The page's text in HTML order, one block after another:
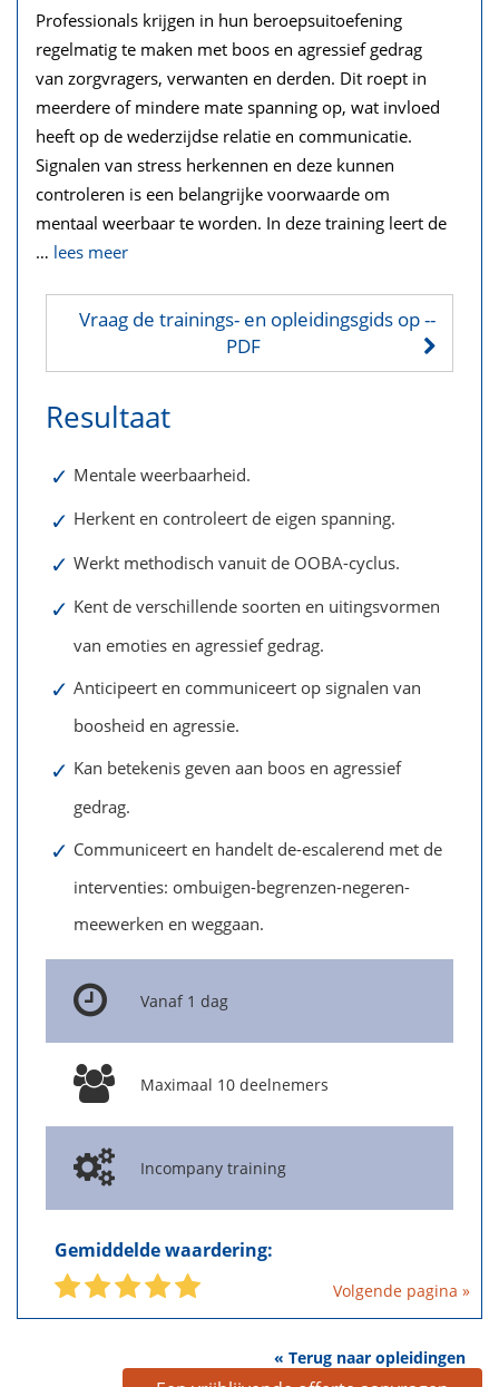
Professionals krijgen in hun beroepsuitoefening
regelmatig te maken met boos en agressief gedrag
van zorgvragers, verwanten en derden. Dit roept in
meerdere of mindere mate spanning op, wat invloed
heeft op de wederzijdse relatie en communicatie.
Signalen van stress herkennen en deze kunnen
controleren is een belangrijke voorwaarde om
mentaal weerbaar te worden. In deze training leert de
… lees meer
Vraag de trainings- en opleidingsgids op--
PDF
Resultaat
✓ Mentale weerbaarheid.
✓ Herkent en controleert de eigen spanning.
✓ Werkt methodisch vanuit de OOBA-cyclus.
✓ Kent de verschillende soorten en uitingsvormen
van emoties en agressief gedrag.
✓ Anticipeert en communiceert op signalen van
boosheid en agressie.
✓ Kan betekenis geven aan boos en agressief
gedrag.
✓ Communiceert en handelt de-escalerend met de
interventies: ombuigen-begrenzen-negeren-
meewerken en weggaan.
Vanaf 1 dag
Maximaal 10 deelnemers
Incompany training
Gemiddelde waardering:
Volgende pagina »
« Terug naar opleidingen